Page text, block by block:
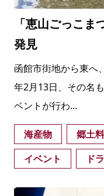
「恵山ごっこ
発見
函館市街地から東へ
年2月13日、その名
ベントが行わ...
海産物 郷土
イベント
ド